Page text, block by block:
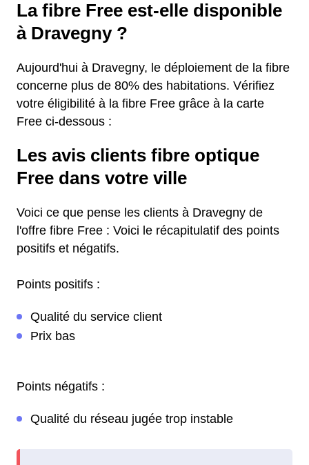
La fibre Free est-elle disponible
à Dravegny ?
Aujourd'hui à Dravegny, le déploiement de la fibre
concerne plus de 80% des habitations. Vérifiez
votre éligibilité à la fibre Free grâce à la carte
Free ci-dessous :
Les avis clients fibre optique
Free dans votre ville
Voici ce que pense les clients à Dravegny de
l'offre fibre Free : Voici le récapitulatif des points
positifs et négatifs.
Points positifs :
Qualité du service client
Prix bas
Points négatifs :
Qualité du réseau jugée trop instable